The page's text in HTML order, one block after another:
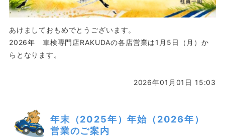
あけましておもめでとうございます。
2026年 車検専門店RAKUDAの各店営業は1月5日（月）か
らとなります。
2026年01月01日 15:03
年末（2025年）年始（2026年）
営業のご案内